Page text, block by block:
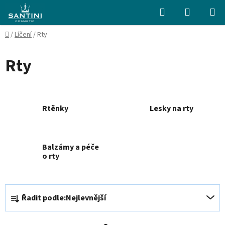
obsah
Hledat
KOŠÍK
Domů
/Líčení/Rty
Rty
Rtěnky Lesky na rty
Balzámy a péče
o rty
Ř
z
Řadit podle:Nejlevnější